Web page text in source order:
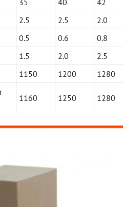
35 40 42
2.5 2.5 2.0
0.5 0.6 0.8
1.5 2.0 2.5
1150 1200 1280
1160 1250 1280